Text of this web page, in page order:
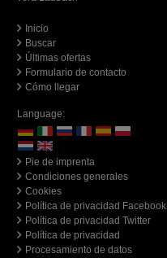
Inicio
Buscar
Últimas ofertas
Formulario de contacto
Cómo llegar
Language:
Pie de imprenta
Condiciones generales
Cookies
Política de privacidad Facebook
Política de privacidad Twitter
Política de privacidad
Procesamiento de datos